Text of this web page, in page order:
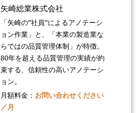
矢崎総業株式会社
「矢崎の”社員”によるアノテーシ
ョン作業」と、「本業の製造業な
らではの品質管理体制」が特徴。
80年を超える品質管理の実績が約
束する、信頼性の高いアノテーシ
ョン。
月額料金： お問い合わせください
／月